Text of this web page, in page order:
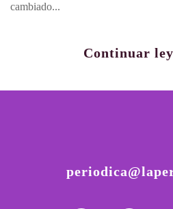
cambiado...
Continuar